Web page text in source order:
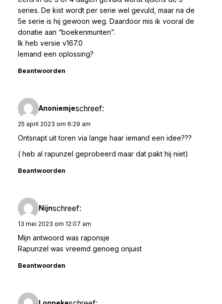
series. De kist wordt per serie wel gevuld, maar na de
5e serie is hij gewoon weg. Daardoor mis ik vooral de
donatie aan “boekenmunten”.
Ik heb versie v167.0
Iemand een oplossing?
Beantwoorden
Anoniemjeschreef:
25 april 2023 om 6:29 am
Ontsnapt uit toren via lange haar iemand een idee???
( heb al rapunzel geprobeerd maar dat pakt hij niet)
Beantwoorden
Nijnschreef:
13 mei 2023 om 12:07 am
Mijn antwoord was raponsje
Rapunzel was vreemd genoeg onjuist
Beantwoorden